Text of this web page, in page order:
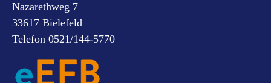
Nazarethweg 7
33617 Bielefeld
Telefon 0521/144-5770